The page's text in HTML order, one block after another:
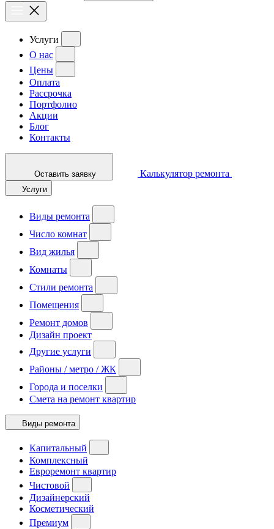
Услуги
О нас
Цены
Оплата
Рассрочка
Портфолио
Акции
Блог
Контакты
Оставить заявку Калькулятор ремонта
Услуги
Виды ремонта
Число комнат
Вид жилья
Комнаты
Стили ремонта
Помещения
Ремонт домов
Дизайн проект
Другие услуги
Районы / метро / ЖК
Города и поселки
Смета на ремонт квартир
Виды ремонта
Капитальный
Комплексный
Евроремонт квартир
Чистовой
Дизайнерский
Косметический
Премиум